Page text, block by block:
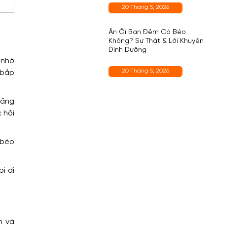
hồi
dị
và
20 Tháng 5, 2026
Ăn Ổi Ban Đêm Có Béo
Không? Sự Thật & Lời Khuyên
Dinh Dưỡng
20 Tháng 5, 2026